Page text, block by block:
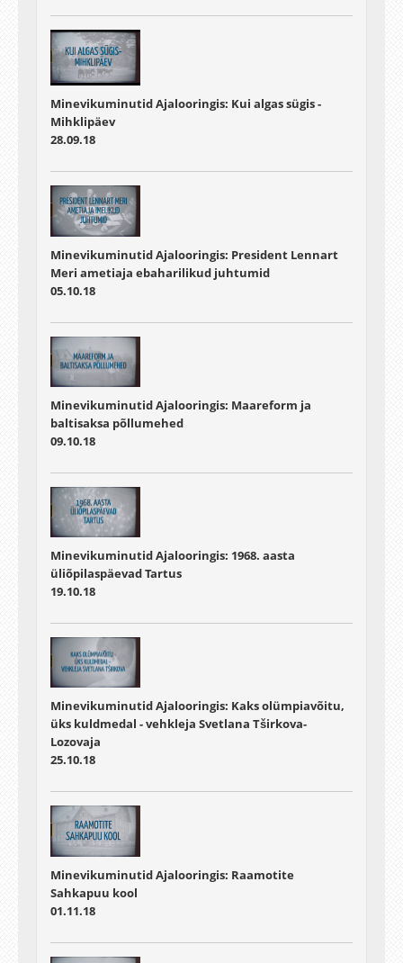
Minevikuminutid Ajalooringis: Kui algas sügis -
Mihklipäev
28.09.18
Minevikuminutid Ajalooringis: President Lennart
Meri ametiaja ebaharilikud juhtumid
05.10.18
Minevikuminutid Ajalooringis: Maareform ja
baltisaksa põllumehed
09.10.18
Minevikuminutid Ajalooringis: 1968. aasta
üliõpilaspäevad Tartus
19.10.18
Minevikuminutid Ajalooringis: Kaks olümpiavõitu,
üks kuldmedal - vehkleja Svetlana Tširkova-
Lozovaja
25.10.18
Minevikuminutid Ajalooringis: Raamotite
Sahkapuu kool
01.11.18